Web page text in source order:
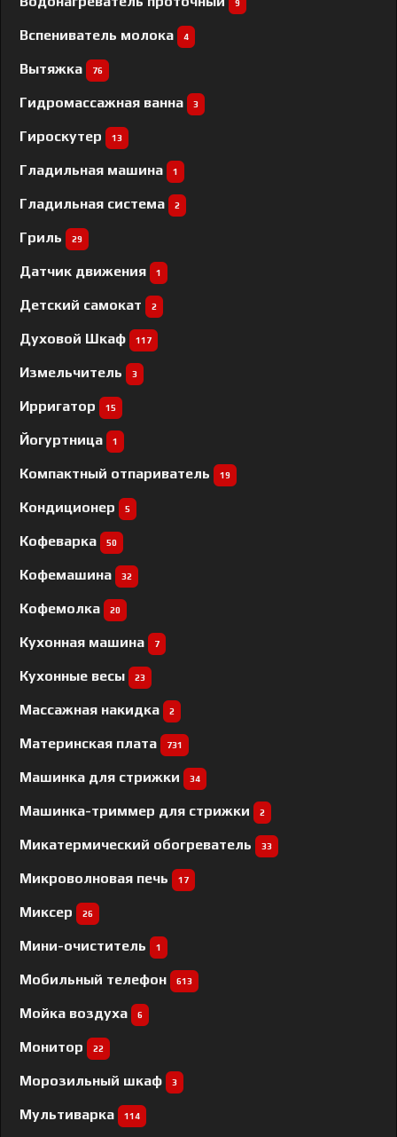
9
Вспениватель молока 4
Вытяжка 76
Гидромассажная ванна 3
Гироскутер 13
Гладильная машина 1
Гладильная система 2
Гриль 29
Датчик движения 1
Детский самокат 2
Духовой Шкаф 117
Измельчитель 3
Ирригатор 15
Йогуртница 1
Компактный отпариватель 19
Кондиционер 5
Кофеварка 50
Кофемашина 32
Кофемолка 20
Кухонная машина 7
Кухонные весы 23
Массажная накидка 2
Материнская плата 731
Машинка для стрижки 34
Машинка-триммер для стрижки 2
Микатермический обогреватель 33
Микроволновая печь 17
Миксер 26
Мини-очиститель 1
Мобильный телефон 613
Мойка воздуха 6
Монитор 22
Морозильный шкаф 3
Мультиварка 114